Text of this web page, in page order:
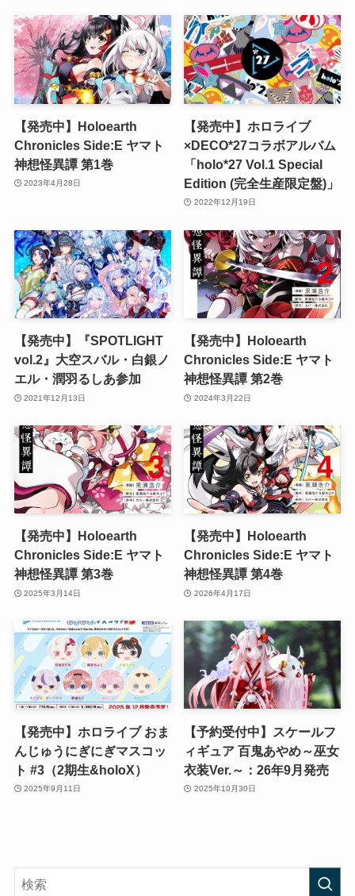
【発売中】Holoearth
Chronicles Side:E ヤマト
神想怪異譚 第1巻
2023年4月28日
【発売中】ホロライブ
×DECO*27コラボアルバム
「holo*27 Vol.1 Special
Edition (完全生産限定盤)」
2022年12月19日
【発売中】『SPOTLIGHT
vol.2』大空スバル・白銀ノ
エル・潤羽るしあ参加
2021年12月13日
【発売中】Holoearth
Chronicles Side:E ヤマト
神想怪異譚 第2巻
2024年3月22日
【発売中】Holoearth
Chronicles Side:E ヤマト
神想怪異譚 第3巻
2025年3月14日
【発売中】Holoearth
Chronicles Side:E ヤマト
神想怪異譚 第4巻
2026年4月17日
【発売中】ホロライブ おま
んじゅうにぎにぎマスコッ
ト #3（2期生&holoX）
2025年9月11日
【予約受付中】スケールフ
ィギュア 百鬼あやめ～巫女
衣装Ver.～：26年9月発売
2025年10月30日